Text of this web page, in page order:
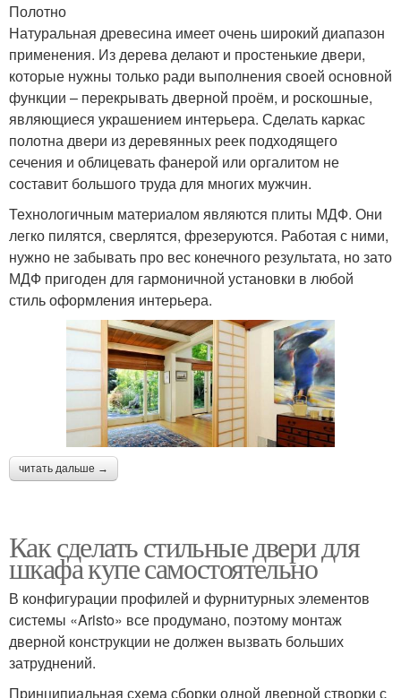
Полотно
Натуральная древесина имеет очень широкий диапазон
применения. Из дерева делают и простенькие двери,
которые нужны только ради выполнения своей основной
функции – перекрывать дверной проём, и роскошные,
являющиеся украшением интерьера. Сделать каркас
полотна двери из деревянных реек подходящего
сечения и облицевать фанерой или оргалитом не
составит большого труда для многих мужчин.
Технологичным материалом являются плиты МДФ. Они
легко пилятся, сверлятся, фрезеруются. Работая с ними,
нужно не забывать про вес конечного результата, но зато
МДФ пригоден для гармоничной установки в любой
стиль оформления интерьера.
читать дальше →
Как сделать стильные двери для
шкафа купе самостоятельно
В конфигурации профилей и фурнитурных элементов
системы «Aristo» все продумано, поэтому монтаж
дверной конструкции не должен вызвать больших
затруднений.
Принципиальная схема сборки одной дверной створки с